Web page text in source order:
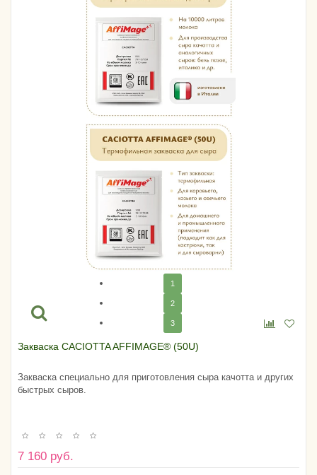
1
2
3
Закваска CACIOTTA AFFIMAGE® (50U)
Закваска специально для приготовления сыра качотта и других
быстрых сыров.
7 160 руб.